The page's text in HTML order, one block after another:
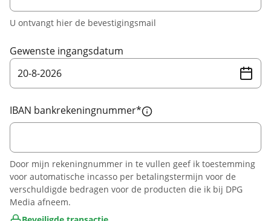
U ontvangt hier de bevestigingsmail
Gewenste ingangsdatum
20-8-2026
IBAN bankrekeningnummer*
Door mijn rekeningnummer in te vullen geef ik toestemming
voor automatische incasso per betalingstermijn voor de
verschuldigde bedragen voor de producten die ik bij DPG
Media afneem.